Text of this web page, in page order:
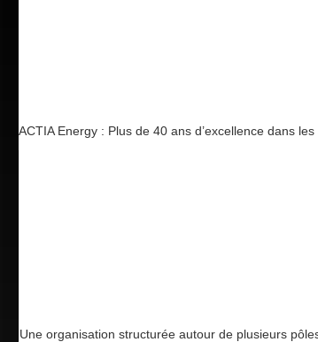
ACTIA Energy : Plus de 40 ans d’excellence dans
Une organisation structurée autour de plusieurs